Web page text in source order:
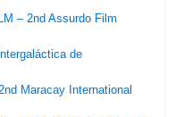
– 2nd Assurdo Film
de
Maracay International